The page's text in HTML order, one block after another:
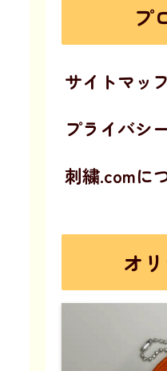
プ
サイトマッ
プライバシ
刺繍.comに
オ